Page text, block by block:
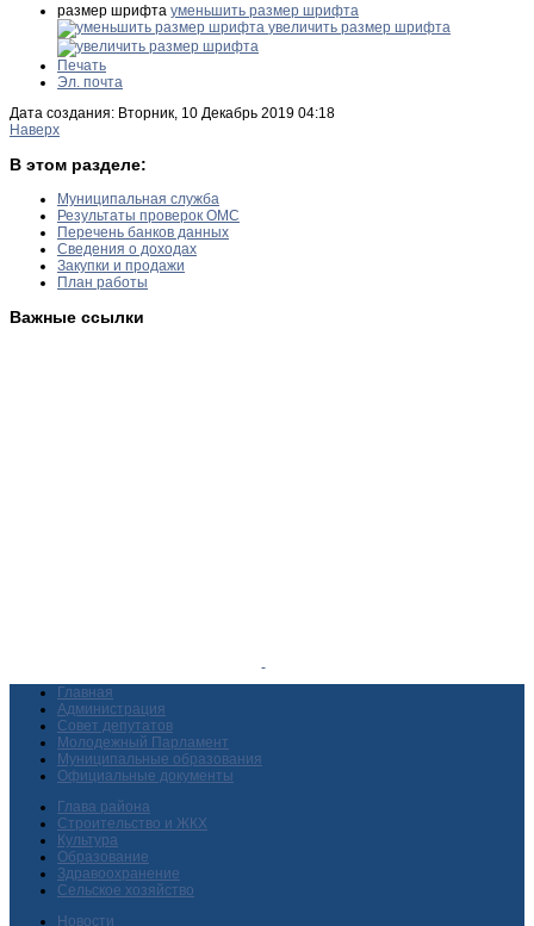
размер шрифта уменьшить размер шрифта
увеличить размер шрифта
Печать
Эл. почта
Дата создания: Вторник, 10 Декабрь 2019 04:18
Наверх
В этом разделе:
Муниципальная служба
Результаты проверок ОМС
Перечень банков данных
Сведения о доходах
Закупки и продажи
План работы
Важные ссылки
Главная
Администрация
Совет депутатов
Молодежный Парламент
Муниципальные образования
Официальные документы
Глава района
Строительство и ЖКХ
Культура
Образование
Здравоохранение
Сельское хозяйство
Новости